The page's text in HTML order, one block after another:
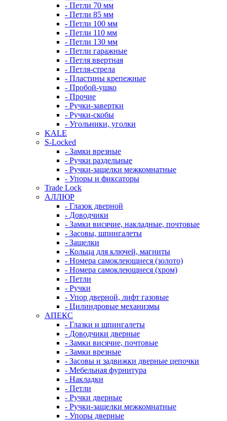
- Петли 70 мм
- Петли 85 мм
- Петли 100 мм
- Петли 110 мм
- Петли 130 мм
- Петли гаражные
- Петля ввертная
- Петля-стрела
- Пластины крепежные
- Пробой-ушко
- Прочие
- Ручки-завертки
- Ручки-скобы
- Угольники, уголки
KALE
S-Locked
- Замки врезные
- Ручки раздельные
- Ручки-защелки межкомнатные
- Упоры и фиксаторы
Trade Lock
АЛЛЮР
- Глазок дверной
- Доводчики
- Замки висячие, накладные, почтовые
- Засовы, шпингалеты
- Защелки
- Кольца для ключей, магниты
- Номера самоклеющиеся (золото)
- Номера самоклеющиеся (хром)
- Петли
- Ручки
- Упор дверной, лифт газовые
- Цилиндровые механизмы
АПЕКС
- Глазки и шпингалеты
- Доводчики дверные
- Замки висячие, почтовые
- Замки врезные
- Засовы и задвижки дверные цепочки
- Мебельная фурнитура
- Накладки
- Петли
- Ручки дверные
- Ручки-защелки межкомнатные
- Упоры дверные